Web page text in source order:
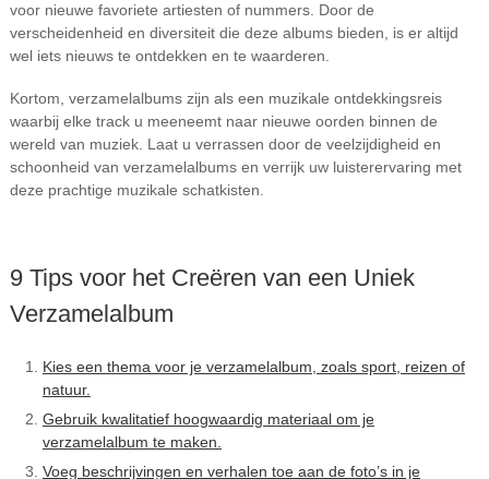
voor nieuwe favoriete artiesten of nummers. Door de
verscheidenheid en diversiteit die deze albums bieden, is er altijd
wel iets nieuws te ontdekken en te waarderen.
Kortom, verzamelalbums zijn als een muzikale ontdekkingsreis
waarbij elke track u meeneemt naar nieuwe oorden binnen de
wereld van muziek. Laat u verrassen door de veelzijdigheid en
schoonheid van verzamelalbums en verrijk uw luisterervaring met
deze prachtige muzikale schatkisten.
9 Tips voor het Creëren van een Uniek
Verzamelalbum
Kies een thema voor je verzamelalbum, zoals sport, reizen of
natuur.
Gebruik kwalitatief hoogwaardig materiaal om je
verzamelalbum te maken.
Voeg beschrijvingen en verhalen toe aan de foto’s in je